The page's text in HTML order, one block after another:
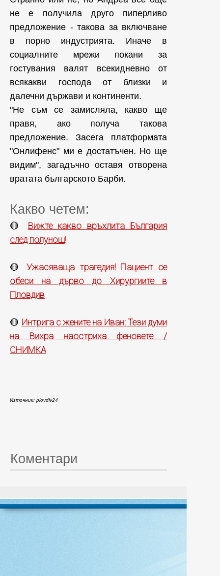
не е получила друго пиперливо
предложение - такова за включване
в порно индустрията. Иначе в
социалните мрежи покани за
гостувания валят всекидневно от
всякакви господа от близки и
далечни държави и континенти.
"Не съм се замисляла, какво ще
правя, ако получа такова
предложение. Засега платформата
"Онлифенс" ми е достатъчен. Но ще
видим", загадъчно оставя отворена
вратата българското Барби.
Какво четем:
🔴 Вижте какво връхлита България
след полунощ!
🔴Ужасяваща трагедия! Пациент се
обеси на дърво до Хирургиите в
Пловдив
🔴 Интрига с жените на Иван: Тези думи
на Вихра наостриха феновете /
СНИМКА
Източник: plovdiv24
Коментари